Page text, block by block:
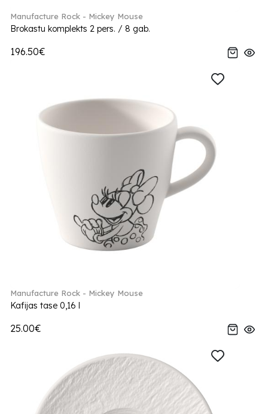
Manufacture Rock - Mickey Mouse
Brokastu komplekts 2 pers. / 8 gab.
196.50€
Manufacture Rock - Mickey Mouse
Kafijas tase 0,16 l
25.00€